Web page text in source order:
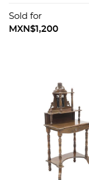
bronce.
con molduras.
Sold for
MXN$1,200